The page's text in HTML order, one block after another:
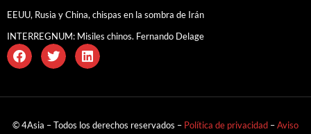
EEUU, Rusia y China, chispas en la sombra de Irán
INTERREGNUM: Misiles chinos. Fernando Delage
© 4Asia – Todos los derechos reservados – Política de privacidad –Aviso